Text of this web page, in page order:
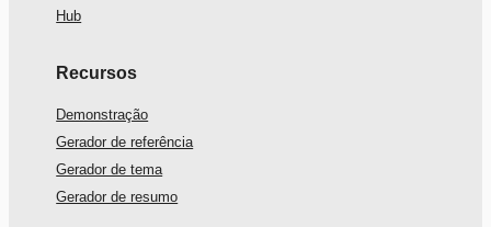
Hub
Recursos
Demonstração
Gerador de referência
Gerador de tema
Gerador de resumo